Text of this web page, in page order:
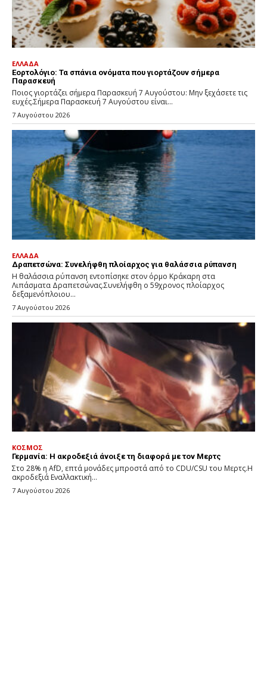
ΕΛΛΑΔΑ
Εορτολόγιο: Τα σπάνια ονόματα που γιορτάζουν σήμερα
Παρασκευή
Ποιος γιορτάζει σήμερα Παρασκευή 7 Αυγούστου: Μην ξεχάσετε τις
ευχές.Σήμερα Παρασκευή 7 Αυγούστου είναι...
7 Αυγούστου 2026
ΕΛΛΑΔΑ
Δραπετσώνα: Συνελήφθη πλοίαρχος για θαλάσσια ρύπανση
Η θαλάσσια ρύπανση εντοπίσηκε στον όρμο Κράκαρη στα
Λιπάσματα Δραπετσώνας.Συνελήφθη ο 59χρονος πλοίαρχος
δεξαμενόπλοιου...
7 Αυγούστου 2026
ΚΟΣΜΟΣ
Γερμανία: Η ακροδεξιά άνοιξε τη διαφορά με τον Μερτς
Στο 28% η AfD, επτά μονάδες μπροστά από το CDU/CSU του Μερτς.Η
ακροδεξιά Εναλλακτική...
7 Αυγούστου 2026